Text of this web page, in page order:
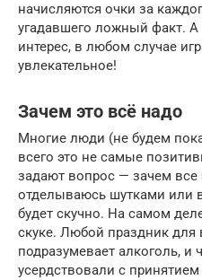
начисляются очки за
угадавшего ложный факт.
интерес, в любом случае
увлекательное!
Зачем это всё надо
Многие люди (не будем
всего это не самые
задают вопрос — зачем все
отделываюсь шутками или
будет скучно. На самом
скуке. Любой праздник для
подразумевает алкоголь,
усердствовали с